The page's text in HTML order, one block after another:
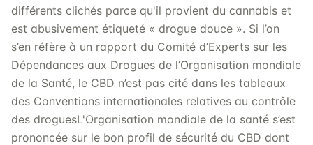
différents clichés parce qu'il provient du cannabis et
est abusivement étiqueté « drogue douce ». Si l’on
s’en réfère à un rapport du Comité d’Experts sur les
Dépendances aux Drogues de l’Organisation mondiale
de la Santé, le CBD n’est pas cité dans les tableaux
des Conventions internationales relatives au contrôle
des droguesL'Organisation mondiale de la santé s’est
prononcée sur le bon profil de sécurité du CBD dont